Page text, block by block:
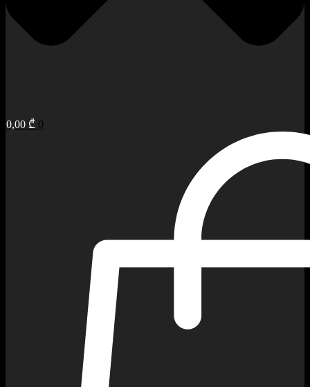
0,00 ₾ 0